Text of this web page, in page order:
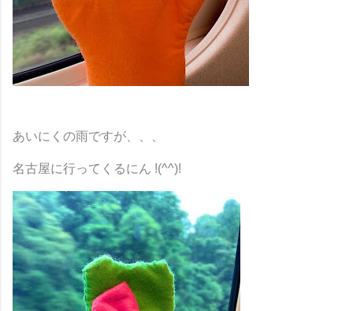
あいにくの雨ですが、、、
名古屋に行ってくるにん !(^^)!